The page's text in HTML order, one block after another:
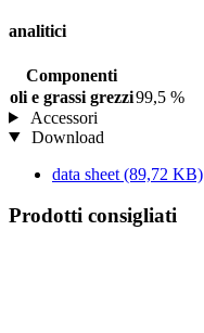
analitici
Componenti
oli e grassi grezzi99,5 %
Accessori
Download
data sheet (89,72 KB)
Prodotti consigliati